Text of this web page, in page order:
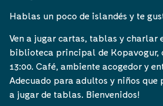
Hablas un poco de islandés y te
Ven a jugar cartas, tablas y charlar
biblioteca principal de Kopavogur,
13:00. Café, ambiente acogedor y
Adecuado para adultos y niños que
a jugar de tablas. Bienvenidos!